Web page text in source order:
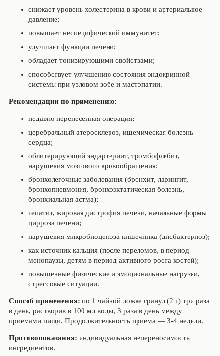
снижает уровень холестерина в крови и артериальное
давление;
повышает неспецифический иммунитет;
улучшает функции печени;
обладает тонизирующими свойствами;
способствует улучшению состояния эндокринной
системы при узловом зобе и мастопатии.
Рекомендации по применению:
недавно перенесенная операция;
церебральный атеросклероз, ишемическая болезнь
сердца;
облитерирующий эндартериит, тромбофлебит,
нарушения мозгового кровообращения;
бронхолегочные заболевания (бронхит, ларингит,
бронхопневмония, бронхоэктатическая болезнь,
бронхиальная астма);
гепатит, жировая дистрофия печени, начальные формы
цирроза печени;
нарушения микробиоценоза кишечника (дисбактериоз);
как источник кальция (после переломов, в период
менопаузы, детям в период активного роста костей);
повышенные физические и эмоциональные нагрузки,
стрессовые ситуации.
Способ применения: по 1 чайной ложке гранул (2 г) три раза
в день, растворив в 100 мл воды, 3 раза в день между
приемами пищи. Продолжительность приема — 3-4 недели.
Противопоказания: индивидуальная непереносимость
ингредиентов.